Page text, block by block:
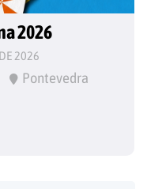
2026
2026
Pontevedra